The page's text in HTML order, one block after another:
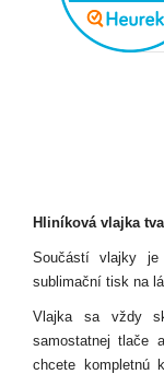
Hliníková vlajka
Součástí vlajky je
sublimační tisk na
Vlajka sa vždy
samostatnej tlače
chcete kompletnú